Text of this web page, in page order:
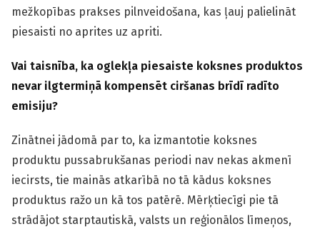
mežkopības prakses pilnveidošana, kas ļauj palielināt
piesaisti no aprites uz apriti.
Vai taisnība, ka oglekļa piesaiste koksnes produktos
nevar ilgtermiņā kompensēt ciršanas brīdī radīto
emisiju?
Zinātnei jādomā par to, ka izmantotie koksnes
produktu pussabrukšanas periodi nav nekas akmenī
iecirsts, tie mainās atkarībā no tā kādus koksnes
produktus ražo un kā tos patērē. Mērķtiecīgi pie tā
strādājot starptautiskā, valsts un reģionālos līmeņos,